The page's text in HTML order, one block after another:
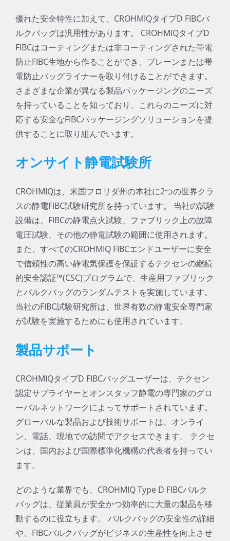
優れた安全特性に加えて、CROHMIQタイプD FIBCバ
ルクバッグは汎用性があります。 CROHMIQタイプD
FIBCはコーティングまたは非コーティングされた帯電
防止FIBC生地から作ることができ、プレーンまたは帯
電防止バッグライナーを取り付けることができます。
さまざまな企業が異なる製品パッケージングのニーズ
を持っていることを知っており、これらのニーズに対
応する安全なFIBCパッケージングソリューションを提
供することに取り組んでいます。
オンサイト静電試験所
CROHMIQは、米国フロリダ州の本社に2つの世界クラ
スの静電FIBC試験研究所を持っています。 当社の試験
設備は、FIBCの静電点火試験、ファブリック上の故障
電圧試験、その他の静電試験の範囲に使用されます。
また、すべてのCROHMIQ FIBCエンドユーザーに安全
で信頼性の高い静電気保護を保証するテクセンの継続
的安全認証™(CSC)プログラムで、生産用ファブリック
とバルクバッグのランダムテストを実施しています。
当社のFIBC試験研究所は、世界有数の静電安全専門家
が試験を実施するためにも使用されています。
製品サポート
CROHMIQタイプD FIBCバッグユーザーは、テクセン
認定サプライヤーとオンスタッフ静電の専門家のグロ
ーバルネットワークによってサポートされています。
グローバルな製品および技術サポートは、オンライ
ン、電話、現地での訪問でアクセスできます。 テクセ
ンは、国内および国際標準化機構の代表者を持ってい
ます。
どのような業界でも、CROHMIQ Type D FIBCバルク
バッグは、従業員が安全かつ効率的に大量の製品を移
動するのに役立ちます。 バルクバッグの安全性の詳細
や、FIBCバルクバッグがビジネスの生産性を向上させ